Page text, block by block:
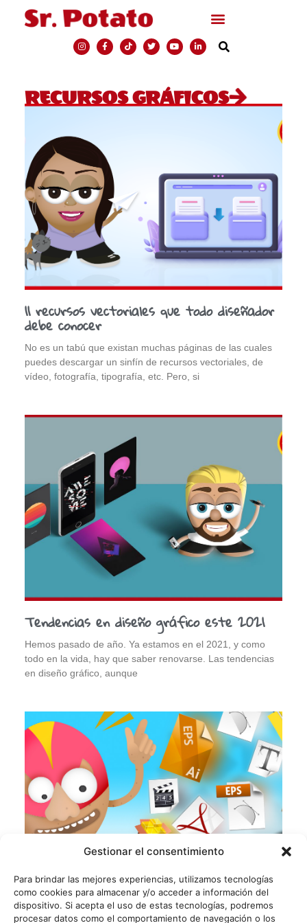
Gestionar el consentimiento
Para brindar las mejores experiencias, utilizamos tecnologías
como cookies para almacenar y/o acceder a información del
dispositivo. Si acepta el uso de estas tecnologías, podremos
procesar datos como el comportamiento de navegación o los
RECURSOS GRÁFICOS
11 recursos vectoriales que todo diseñador
debe conocer
No es un tabú que existan muchas páginas de las cuales
puedes descargar un sinfín de recursos vectoriales, de
vídeo, fotografía, tipografía, etc. Pero, si
Tendencias en diseño gráfico este 2021
Hemos pasado de año. Ya estamos en el 2021, y como
todo en la vida, hay que saber renovarse. Las tendencias
en diseño gráfico, aunque